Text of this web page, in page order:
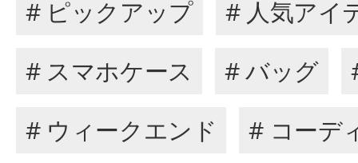
# ピックアップ
# 人気アイ
# スマホケース
# バッグ
# ウィークエンド
# コーデ